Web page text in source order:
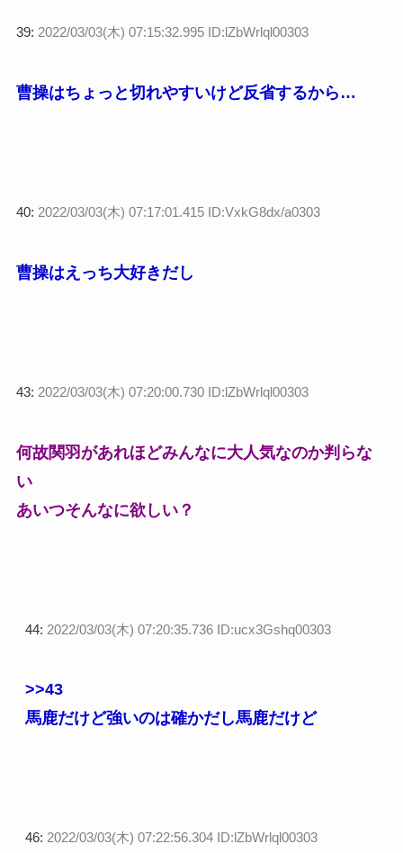
39: 2022/03/03(木) 07:15:32.995 ID:lZbWrlql00303
曹操はちょっと切れやすいけど反省するから…
40: 2022/03/03(木) 07:17:01.415 ID:VxkG8dx/a0303
曹操はえっち大好きだし
43: 2022/03/03(木) 07:20:00.730 ID:lZbWrlql00303
何故関羽があれほどみんなに大人気なのか判らな
い
あいつそんなに欲しい？
44: 2022/03/03(木) 07:20:35.736 ID:ucx3Gshq00303
>>43
馬鹿だけど強いのは確かだし馬鹿だけど
46: 2022/03/03(木) 07:22:56.304 ID:lZbWrlql00303